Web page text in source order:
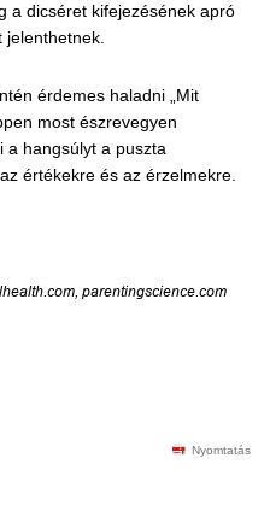
a dicséret kifejezésének apró
jelenthetnek.
érdemes haladni „Mit
most észrevegyen
a hangsúlyt a puszta
értékekre és az érzelmekre.
parentingscience.com
Nyomtatás